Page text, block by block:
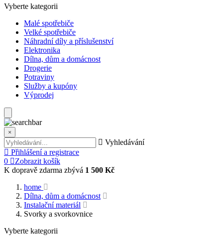
Vyberte kategorii
Malé spotřebiče
Velké spotřebiče
Náhradní díly a příslušenství
Elektronika
Dílna, dům a domácnost
Drogerie
Potraviny
Služby a kupóny
Výprodej
×
Vyhledávání
Přihlášení a registrace
0
Zobrazit košík
K dopravě zdarma zbývá 1 500 Kč
home
Dílna, dům a domácnost
Instalační materiál
Svorky a svorkovnice
Vyberte kategorii